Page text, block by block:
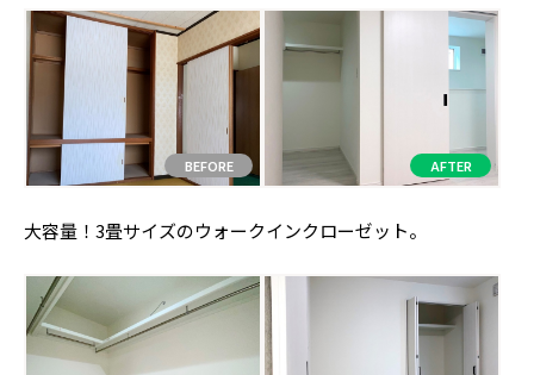
大容量！3畳サイズのウォークインクローゼット。